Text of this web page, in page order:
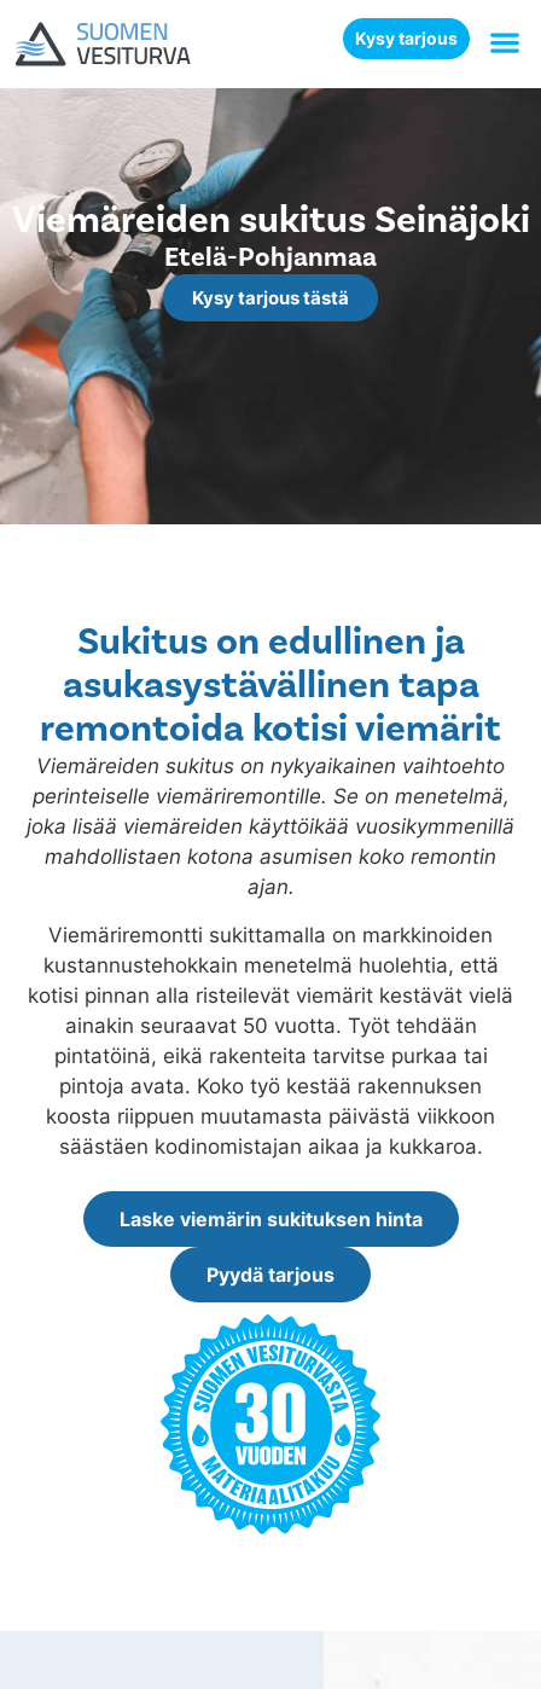
Kysy tarjous
Viemäreiden sukitus Seinäjoki
Etelä-Pohjanmaa
Kysy tarjous tästä
Sukitus on edullinen ja
asukasystävällinen tapa
remontoida kotisi viemärit
Viemäreiden sukitus on nykyaikainen vaihtoehto
perinteiselle viemäriremontille. Se on menetelmä,
joka lisää viemäreiden käyttöikää vuosikymmenillä
mahdollistaen kotona asumisen koko remontin
ajan.
Viemäriremontti sukittamalla on markkinoiden
kustannustehokkain menetelmä huolehtia, että
kotisi pinnan alla risteilevät viemärit kestävät vielä
ainakin seuraavat 50 vuotta. Työt tehdään
pintatöinä, eikä rakenteita tarvitse purkaa tai
pintoja avata. Koko työ kestää rakennuksen
koosta riippuen muutamasta päivästä viikkoon
säästäen kodinomistajan aikaa ja kukkaroa.
Laske viemärin sukituksen hinta
Pyydä tarjous